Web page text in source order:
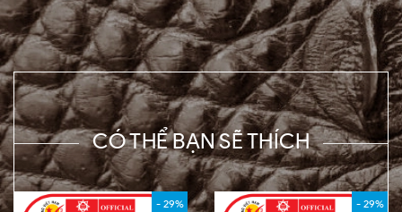
CÓ THỂ BẠN SẼ THÍCH
- 29% - 29%